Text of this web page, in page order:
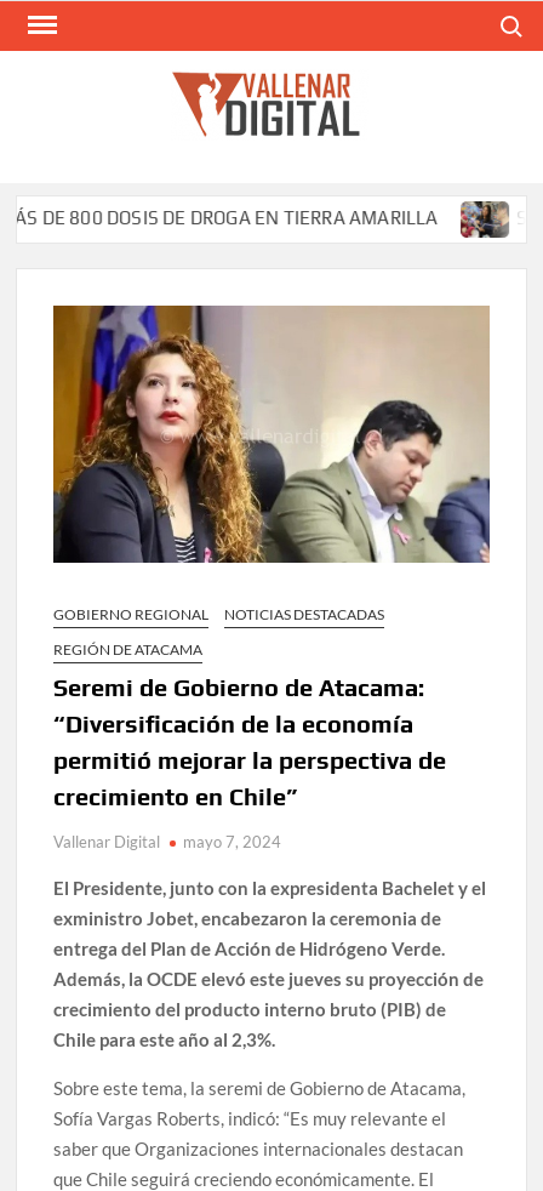
Saltar
800 DOSIS DE DROGA EN TIERRA AMARILLA
GOBIERNO REGIONAL
NOTICIAS DESTACADAS
REGIÓN DE ATACAMA
Seremi de Gobierno de Atacama:
“Diversificación de la economía
permitió mejorar la perspectiva de
crecimiento en Chile”
Vallenar Digital mayo 7, 2024
El Presidente, junto con la expresidenta Bachelet y el
exministro Jobet, encabezaron la ceremonia de
entrega del Plan de Acción de Hidrógeno Verde.
Además, la OCDE elevó este jueves su proyección de
crecimiento del producto interno bruto (PIB) de
Chile para este año al 2,3%.
Sobre este tema, la seremi de Gobierno de Atacama,
Sofía Vargas Roberts, indicó: “Es muy relevante el
saber que Organizaciones internacionales destacan
que Chile seguirá creciendo económicamente. El